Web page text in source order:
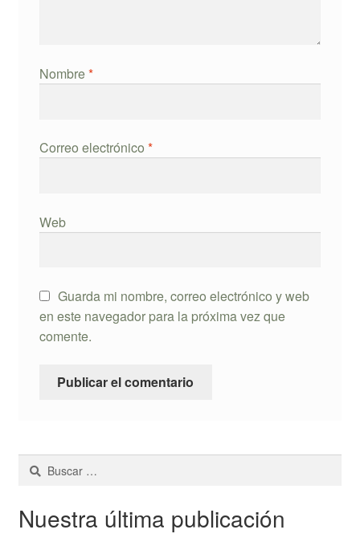
Nombre*
Correo electrónico *
Web
Guarda mi nombre, correo electrónico y web
en este navegador para la próxima vez que
comente.
Buscar:
Nuestra última publicación